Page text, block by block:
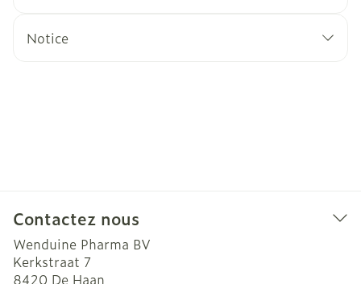
Notice
Contactez nous
Wenduine Pharma BV
Kerkstraat 7
8420 De Haan